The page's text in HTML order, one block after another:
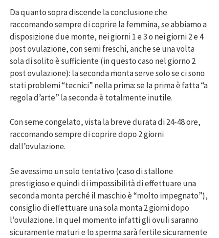
Da quanto sopra discende la conclusione che
raccomando sempre di coprire la femmina, se abbiamo a
disposizione due monte, nei giorni 1 e 3 o nei giorni 2 e 4
post ovulazione, con semi freschi, anche se una volta
sola di solito è sufficiente (in questo caso nel giorno 2
post ovulazione): la seconda monta serve solo se ci sono
stati problemi “tecnici” nella prima: se la prima è fatta “a
regola d’arte” la seconda è totalmente inutile.
Con seme congelato, vista la breve durata di 24-48 ore,
raccomando sempre di coprire dopo 2 giorni
dall’ovulazione.
Se avessimo un solo tentativo (caso di stallone
prestigioso e quindi di impossibilità di effettuare una
seconda monta perché il maschio è “molto impegnato”),
consiglio di effettuare una sola monta 2 giorni dopo
l’ovulazione. In quel momento infatti gli ovuli saranno
sicuramente maturi e lo sperma sarà fertile sicuramente